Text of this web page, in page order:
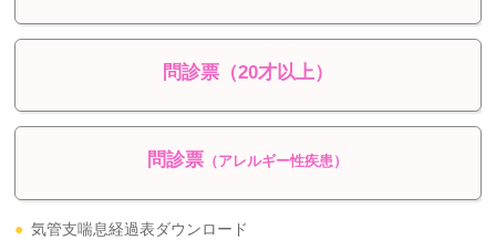
問診票（20才以上）
問診票 （アレルギー性疾患）
● 気管支喘息経過表ダウンロード